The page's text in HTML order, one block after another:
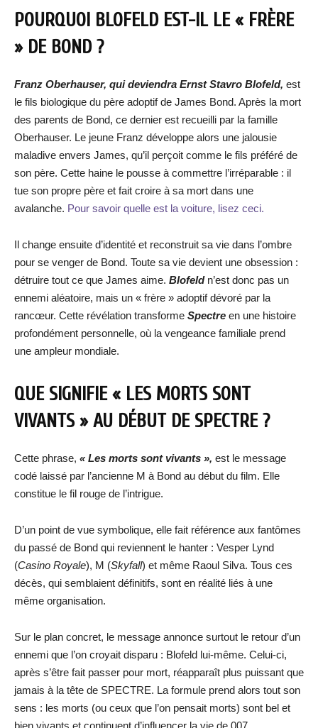
POURQUOI BLOFELD EST-IL LE « FRÈRE
» DE BOND ?
Franz Oberhauser, qui deviendra Ernst Stavro Blofeld, est
le fils biologique du père adoptif de James Bond. Après la mort
des parents de Bond, ce dernier est recueilli par la famille
Oberhauser. Le jeune Franz développe alors une jalousie
maladive envers James, qu’il perçoit comme le fils préféré de
son père. Cette haine le pousse à commettre l’irréparable : il
tue son propre père et fait croire à sa mort dans une
avalanche. Pour savoir quelle est la voiture, lisez ceci.
Il change ensuite d’identité et reconstruit sa vie dans l’ombre
pour se venger de Bond. Toute sa vie devient une obsession :
détruire tout ce que James aime. Blofeld n’est donc pas un
ennemi aléatoire, mais un « frère » adoptif dévoré par la
rancœur. Cette révélation transforme Spectre en une histoire
profondément personnelle, où la vengeance familiale prend
une ampleur mondiale.
QUE SIGNIFIE « LES MORTS SONT
VIVANTS » AU DÉBUT DE SPECTRE ?
Cette phrase, « Les morts sont vivants », est le message
codé laissé par l’ancienne M à Bond au début du film. Elle
constitue le fil rouge de l’intrigue.
D’un point de vue symbolique, elle fait référence aux fantômes
du passé de Bond qui reviennent le hanter : Vesper Lynd
(Casino Royale), M (Skyfall) et même Raoul Silva. Tous ces
décès, qui semblaient définitifs, sont en réalité liés à une
même organisation.
Sur le plan concret, le message annonce surtout le retour d’un
ennemi que l’on croyait disparu : Blofeld lui-même. Celui-ci,
après s’être fait passer pour mort, réapparaît plus puissant que
jamais à la tête de SPECTRE. La formule prend alors tout son
sens : les morts (ou ceux que l’on pensait morts) sont bel et
bien vivants et continuent d’influencer la vie de 007.